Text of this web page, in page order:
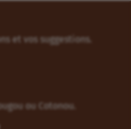
et vos suggestions.
ou Cotonou.